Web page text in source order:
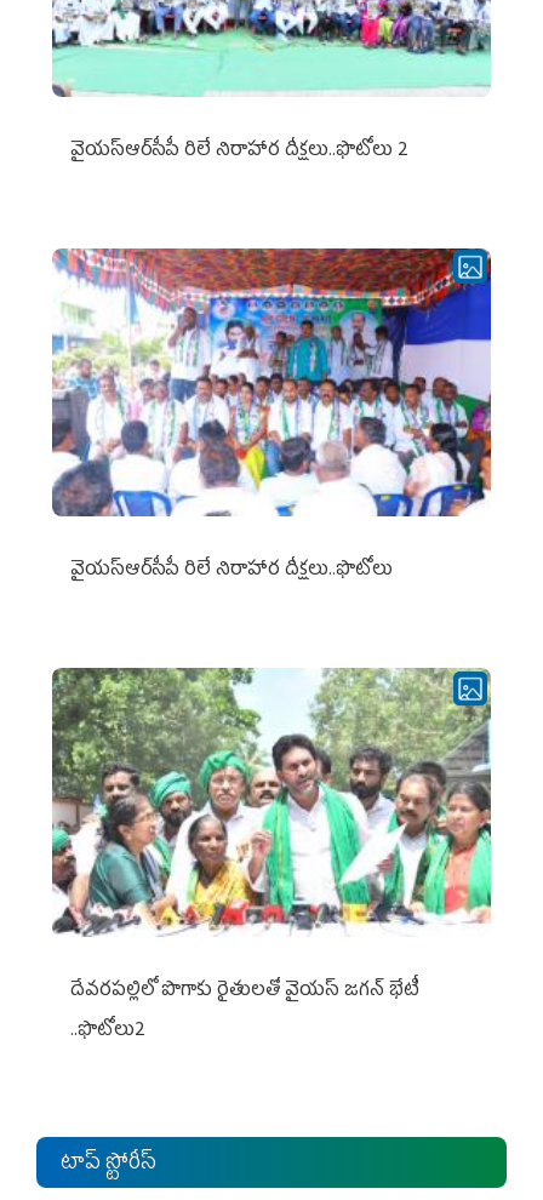
వైయ‌స్ఆర్‌సీపీ రిలే నిరాహార దీక్షలు..ఫొటోలు 2
వైయ‌స్ఆర్‌సీపీ రిలే నిరాహార దీక్షలు..ఫొటోలు
దేవరపల్లిలో పొగాకు రైతులతో వైయస్ జగన్ భేటీ
..ఫొటోలు2
టాప్ స్టోరీస్